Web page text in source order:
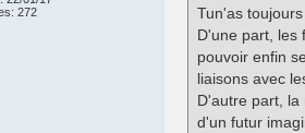
272
Tun'as
D'une part, les
pouvoir enfin
liaisons avec
D'autre part, la
d'un futur